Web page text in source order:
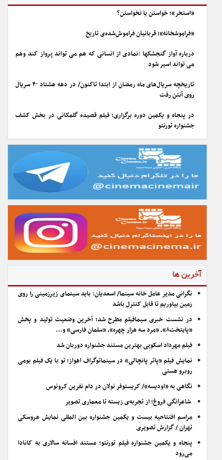
«استخر»؛ خواستن یا نخواستن؟
«فراموشخانه»؛ قربانیان فراموش‌شده‌ی تاریخ
درباره آواز گنجشکها :نمادی از انسانی که هم می تواند پرواز کند وهم
می تواند اسیر شود
تاریخچه سریال‌های ماه رمضان از ابتدا تاکنون/ در دهه هشتاد ۴۰ سریال
روی آنتن رفت
در پنجاه و یکمین دوره برگزاری؛ فیلم قصیده گلمکانی در بخش کشف
جشنواره تورنتو
آخرین ها
نگرانی مدیر عامل خانه سینما/ اسعدیان: باید سینمای زیرزمینی را روی
زمین بیاوریم تا قابل کنترل باشد
در نشست خبری سیمافیلم مطرح شد؛ آخرین وضعیت تولید و پخش
«پایتخت۸»، «مرد سه هزار چهره»، «سلمان فارسی» و…
فیلم مهرداد اسکویی بهترین مستند جشنواره دوربان شد
نمایش فیلم «پاتر پانچالی» در سینماتوگراف اهواز؛ تو با یک فیلم بومی
روبرو هستی
نگاهی به «اودیسه»/ کریستوفر نولان در دام نفرین کرونوس
شاعرانگیِ فروغ؛ از تجربه‌ی زیسته تا معماری تصویر
مراسم افتتاحیه بیست و یکمین جشنواره بین المللی نمایش عروسکی
تهران / گزارش تصویری
پنجاه و یکمین جشنواره فیلم تورنتو؛ مستند افسانه سالاری به کانادا
می‌رود